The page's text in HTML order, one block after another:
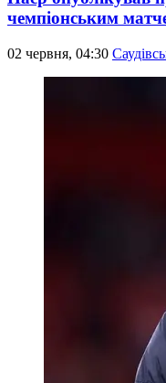
чемпіонським
02 червня, 04:30